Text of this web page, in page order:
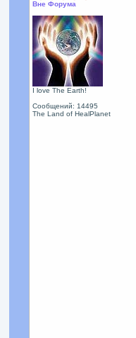
Вне Форума
I love The Earth!
Сообщений: 14495
The Land of HealPlanet